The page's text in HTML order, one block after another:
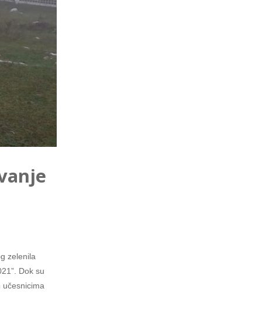
zelenila
Dok su